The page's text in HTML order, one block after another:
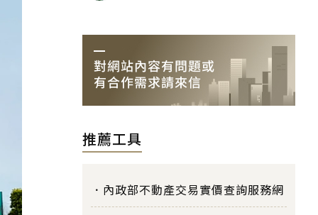
推薦工具
內政部不動產交易實價查詢服務網